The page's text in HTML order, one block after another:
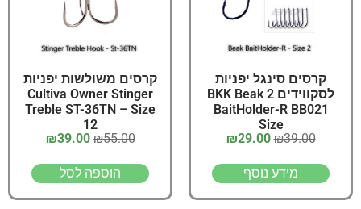
קרסים סינגל יפניות
לסקווידים 2 BKK Beak
BaitHolder-R BB021
Size
₪39.00
₪29.00
מידע נוסף
קרסים משולשות יפניות
Cultiva Owner Stinger
Treble ST-36TN – Size
12
₪55.00
₪39.00
הוספה לסל